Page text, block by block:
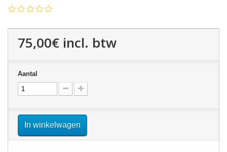
75,00€ incl. btw
Aantal
In winkelwagen